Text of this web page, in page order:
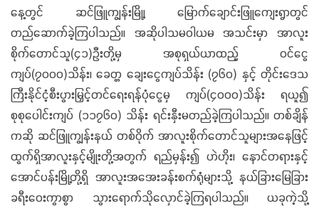
နေ့တွင် ဆင်ဖြူကျွန်းမြို့၊ မြောက်ချောင်းဖြူကျေးရွာတွင်
တည်ဆောက်ခဲ့ကြပါသည်။ အဆိုပါသမဝါယမ အသင်းမှာ အာလူး
စိုက်တောင်သူ(၄၁)ဦးတို့မှ အစုရှယ်ယာထည့် ဝင်ငွေ
ကျပ်(၇၀၀၀)သိန်း၊ ခေတ္တ ချေးငွေကျပ်သိန်း (၇၆၀) နှင့် တိုင်းဒေသ
ကြီးနိုင်ငံ့စီးပွားမြှင့်တင်ရေးရန်ပုံငွေမှ ကျပ်(၄၀၀၀)သိန်း ရယူ၍
စုစုပေါင်းကျပ် (၁၁၇၆၀) သိန်း ရင်းနှီးမတည်ခဲ့ကြပါသည်။ တစ်ချိန်
ကဆို ဆင်ဖြူကျွန်းနယ် တစ်ဝိုက် အာလူးစိုက်တောင်သူများအနေဖြင့်
ထွက်ရှိအာလူးနှင့်မျိုးတို့အတွက် ရည်မှန်း၍ ဟဲဟိုး၊ နောင်တရားနှင့်
အောင်ပန်းမြို့တို့ရှိ အာလူးအအေးခန်းစက်ရုံများသို့ နယ်ခြားမြေခြား
ခရီးဝေးကွာစွာ သွားရောက်သိုလှောင်ခဲ့ကြရပါသည်။ ယခုကဲ့သို့